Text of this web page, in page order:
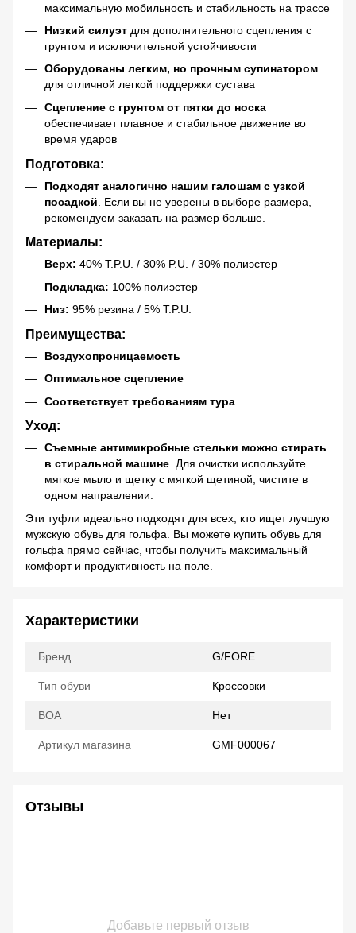
максимальную мобильность и стабильность на трассе
Низкий силуэт для дополнительного сцепления с
грунтом и исключительной устойчивости
Оборудованы легким, но прочным супинатором
для отличной легкой поддержки сустава
Сцепление с грунтом от пятки до носка
обеспечивает плавное и стабильное движение во
время ударов
Подготовка:
Подходят аналогично нашим галошам с узкой
посадкой . Если вы не уверены в выборе размера,
рекомендуем заказать на размер больше.
Материалы:
Верх: 40% T.P.U. / 30% P.U. / 30% полиэстер
Подкладка: 100% полиэстер
Низ: 95% резина / 5% T.P.U.
Преимущества:
Воздухопроницаемость
Оптимальное сцепление
Соответствует требованиям тура
Уход:
Съемные антимикробные стельки можно стирать
в стиральной машине. Для очистки используйте
мягкое мыло и щетку с мягкой щетиной, чистите в
одном направлении.
Эти туфли идеально подходят для всех, кто ищет лучшую
мужскую обувь для гольфа. Вы можете купить обувь для
гольфа прямо сейчас, чтобы получить максимальный
комфорт и продуктивность на поле.
Характеристики
Бренд G/FORE
Тип обуви Кроссовки
ВОА Нет
Артикул магазина GMF000067
Отзывы
Добавьте первый отзыв